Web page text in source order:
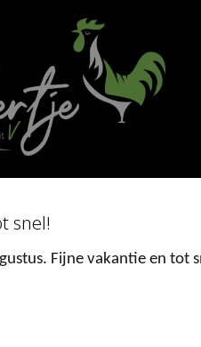
snel!
Fijne vakantie en tot
0